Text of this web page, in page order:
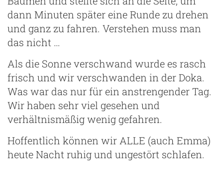
dann Minuten später eine Runde zu drehen
und ganz zu fahren. Verstehen muss man
das nicht …
Als die Sonne verschwand wurde es rasch
frisch und wir verschwanden in der Doka.
Was war das nur für ein anstrengender Tag.
Wir haben sehr viel gesehen und
verhältnismäßig wenig gefahren.
Hoffentlich können wir ALLE (auch Emma)
heute Nacht ruhig und ungestört schlafen.